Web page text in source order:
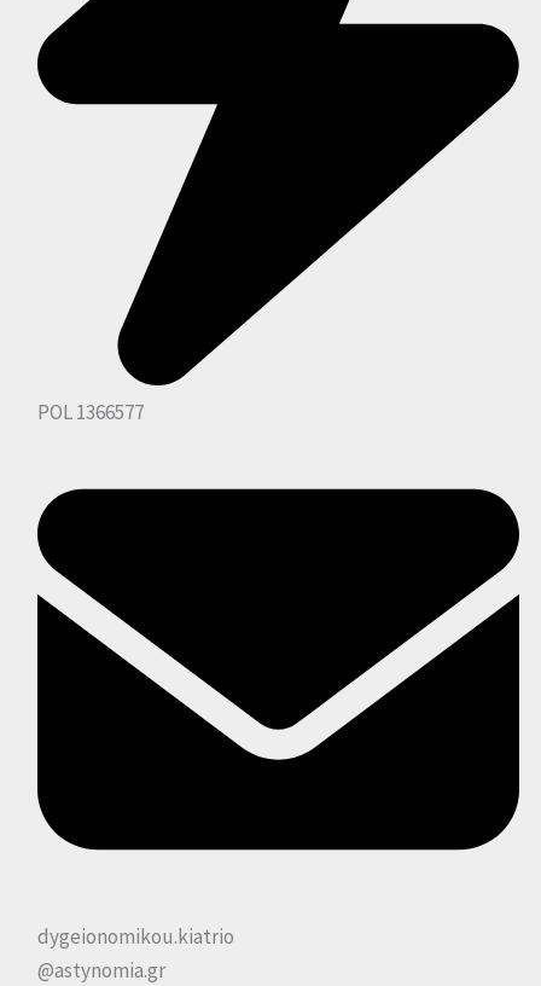
POL 1366577
dygeionomikou.kiatrio
@astynomia.gr